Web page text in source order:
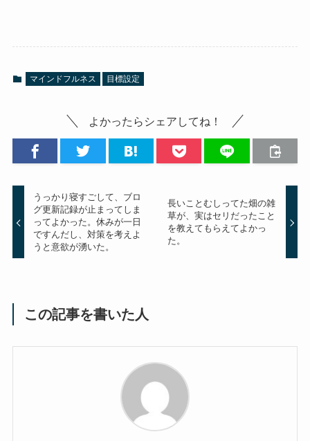
マインドフルネス 目標設定
よかったらシェアしてね！
うっかり寝すごして、ブロ
グ更新記録が止まってしま
ってよかった。休みが一日
ですんだし、対策を考えよ
うと意欲が湧いた。
長いことむしってた畑の雑
草が、実はセリだったこと
を教えてもらえてよかっ
た。
この記事を書いた人